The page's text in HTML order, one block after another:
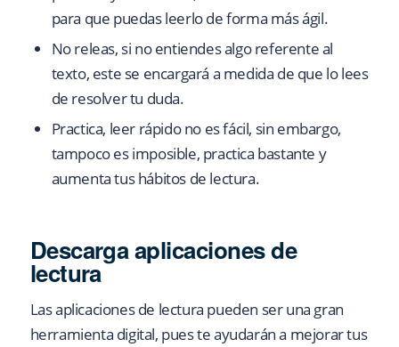
para que puedas leerlo de forma más ágil.
No releas, si no entiendes algo referente al
texto, este se encargará a medida de que lo lees
de resolver tu duda.
Practica, leer rápido no es fácil, sin embargo,
tampoco es imposible, practica bastante y
aumenta tus hábitos de lectura.
Descarga aplicaciones de
lectura
Las aplicaciones de lectura pueden ser una gran
herramienta digital, pues te ayudarán a mejorar tus